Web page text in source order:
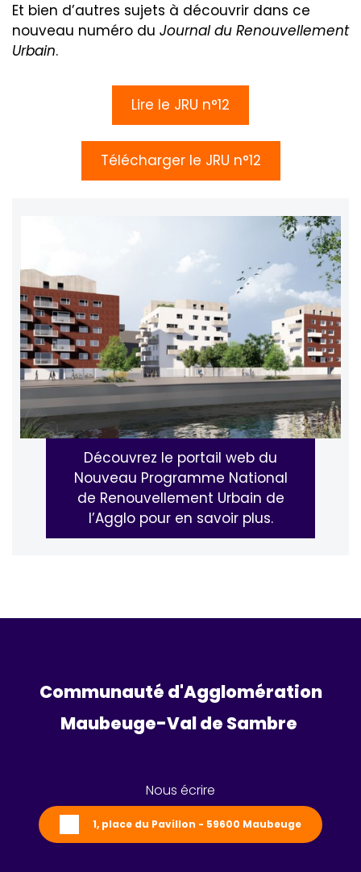
Et bien d’autres sujets à découvrir dans ce
nouveau numéro du Journal du Renouvellement
Urbain.
Lire le JRU n°12
Télécharger le JRU n°12
Découvrez le portail web du
Nouveau Programme National
de Renouvellement Urbain de
l’Agglo pour en savoir plus.
Communauté d'Agglomération
Maubeuge-Val de Sambre
Nous écrire
1, place du Pavillon - 59600 Maubeuge